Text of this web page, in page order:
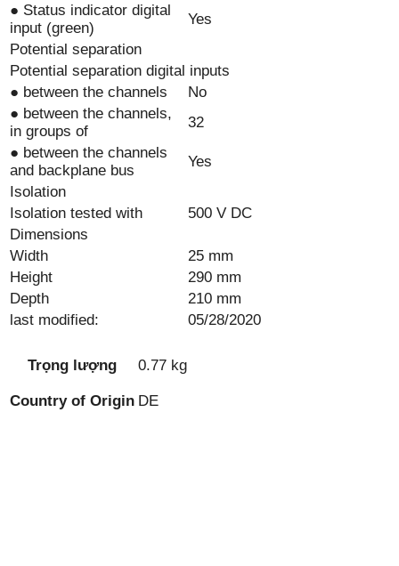
● Status indicator digital
input (green)
Yes
Potential separation
Potential separation digital inputs
● between the channels
No
● between the channels,
in groups of
32
● between the channels
and backplane bus
Yes
Isolation
Isolation tested with
500 V DC
Dimensions
Width
25 mm
Height
290 mm
Depth
210 mm
last modified:
05/28/2020
Trọng lượng 0.77 kg
Country of Origin DE